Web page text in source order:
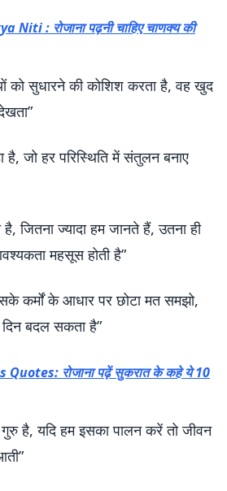
Niti : रोजाना पढ़नी चाहिए चाणक्य की
को सुधारने की कोशिश करता है, वह खुद
है, जो हर परिस्थिति में संतुलन बनाए
जितना ज्यादा हम जानते हैं, उतना ही
महसूस होती है”
कर्मों के आधार पर छोटा मत समझो,
दिन बदल सकता है”
Quotes: रोजाना पढ़ें सुकरात के कहे ये 10
है, यदि हम इसका पालन करें तो जीवन